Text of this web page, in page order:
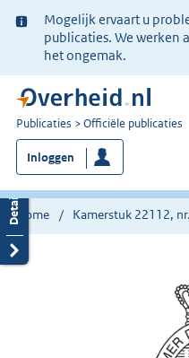
Ter
informatie:
Mogelijk ervaart u
publicaties. We werken
het ongemak.
U
bent
nu
hier:
Publicaties Officiële publicaties
Inloggen
Home Kamerstuk 22112,